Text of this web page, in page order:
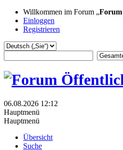
Willkommen im Forum „Forum
Einloggen
Registrieren
06.08.2026 12:12
Hauptmenü
Hauptmenü
Übersicht
Suche